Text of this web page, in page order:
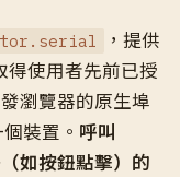
，提供
得使用者先前已授
瀏覽器的原生埠
裝置。 呼叫
如按鈕點擊）的